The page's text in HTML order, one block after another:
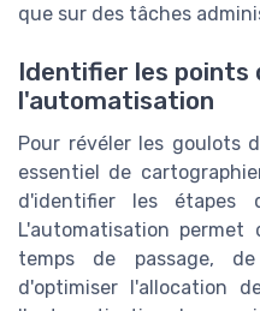
que sur des tâches
Identifier les
l'automatisation
Pour révéler les goulots
essentiel de
d'identifier les étapes
L'automatisation permet
temps de passage,
d'optimiser l'allocation